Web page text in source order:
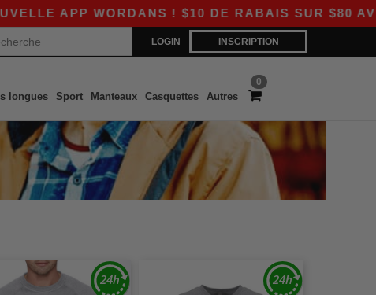
APP WORDANS ! $10 DE RABAIS SUR $80 AVEC
LOGIN INSCRIPTION
0
longues Sport Manteaux Casquettes Autres